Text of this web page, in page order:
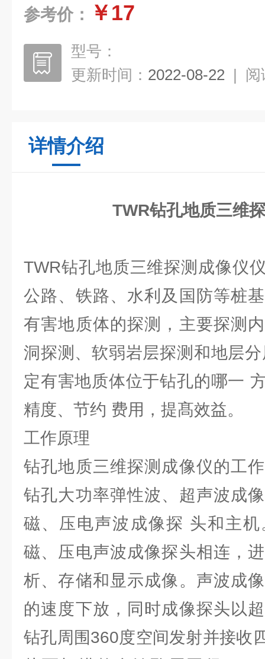
参考价： ￥17
型号：
更新时间： 2022-08-22 | 阅
详情介绍
TWR钻孔地质三维
TWR钻孔地质三维探测成像仪
公路、铁路、水利及国防等桩
有害地质体的探测，主要探测
洞探测、软弱岩层探测和地层
定有害地质体位于钻孔的哪一
精度、节约 费用，提髙效益。
工作原理
钻孔地质三维探测成像仪的工
钻孔大功率弹性波、超声波成
磁、压电声波成像探 头和主
磁、压电声波成像探头相连，
析、存储和显示成像。声波成
的速度下放，同时成像探头以
钻孔周围360度空间发射并接收